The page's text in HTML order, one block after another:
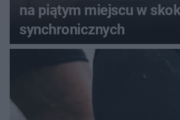
na piątym miejscu w
synchronicznych